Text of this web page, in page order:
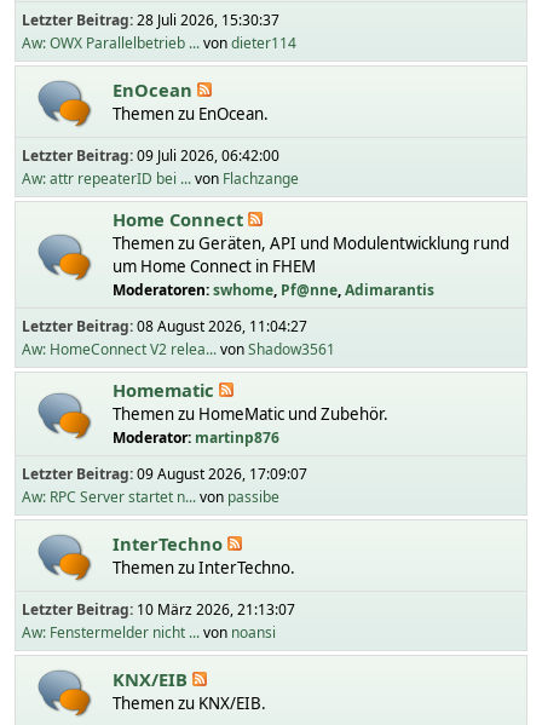
Letzter Beitrag:28 Juli 2026, 15:30:37
Aw: OWX Parallelbetrieb ...vondieter114
EnOcean
Themen zu EnOcean.
Letzter Beitrag:09 Juli 2026, 06:42:00
Aw: attr repeaterID bei ...von Flachzange
Home Connect
Themen zu Geräten, API und Modulentwicklung rund
um Home Connect in FHEM
Moderatoren:swhome, Pf@nne,Adimarantis
Letzter Beitrag:08 August 2026, 11:04:27
Aw: HomeConnect V2 relea...vonShadow3561
Homematic
Themen zu HomeMatic und Zubehör.
Moderator: martinp876
Letzter Beitrag:09 August 2026, 17:09:07
Aw: RPC Server startet n...von passibe
InterTechno
Themen zu InterTechno.
Letzter Beitrag: 10 März 2026, 21:13:07
Aw: Fenstermelder nicht ...von noansi
KNX/EIB
Themen zu KNX/EIB.